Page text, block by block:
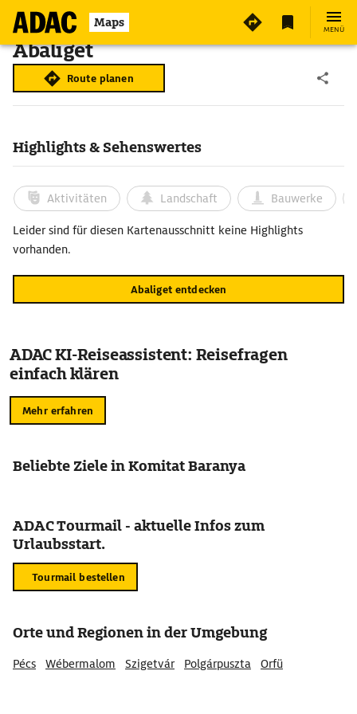
Maps MENÜ
Abaliget
Route planen
Highlights & Sehenswertes
Aktivitäten Landschaft Bauwerke
Leider sind für diesen Kartenausschnitt keine Highlights
vorhanden.
Abaliget entdecken
ADAC KI-Reiseassistent: Reisefragen
einfach klären
Mehr erfahren
Beliebte Ziele in Komitat Baranya
ADAC Tourmail - aktuelle Infos zum
Urlaubsstart.
Tourmail bestellen
Orte und Regionen in der Umgebung
Pécs Wébermalom Szigetvár Polgárpuszta Orfü